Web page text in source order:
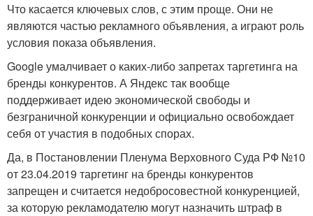
Что касается ключевых слов, с этим проще. Они не
являются частью рекламного объявления, а играют роль
условия показа объявления.
Google умалчивает о каких-либо запретах таргетинга на
бренды конкурентов. А Яндекс так вообще
поддерживает идею экономической свободы и
безграничной конкуренции и официально освобождает
себя от участия в подобных спорах.
Да, в Постановлении Пленума Верховного Суда РФ №10
от 23.04.2019 таргетинг на бренды конкурентов
запрещен и считается недобросовестной конкуренцией,
за которую рекламодателю могут назначить штраф в